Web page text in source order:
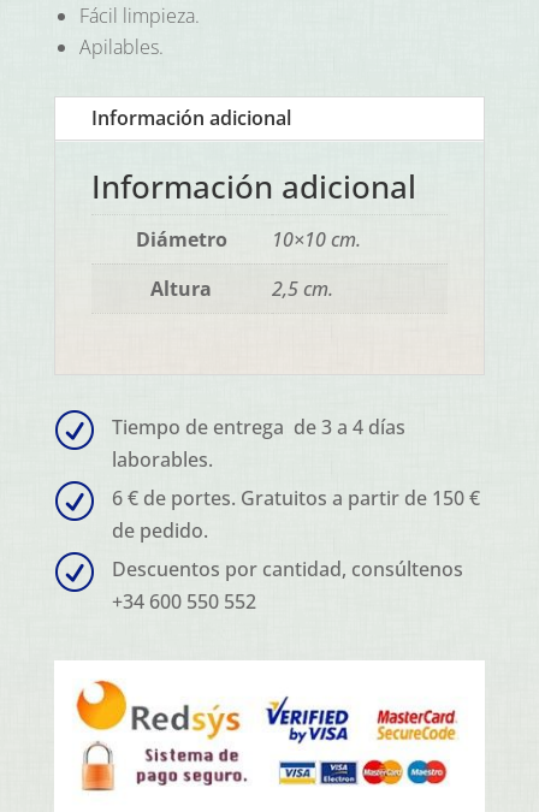
Fácil limpieza.
Apilables.
Información adicional
Información adicional
Diámetro
10×10 cm.
Altura
2,5 cm.
R
Tiempo de entrega de 3 a 4 días
laborables.
R
6 € de portes. Gratuitos a partir de 150 €
de pedido.
R
Descuentos por cantidad, consúltenos
+34 600 550 552